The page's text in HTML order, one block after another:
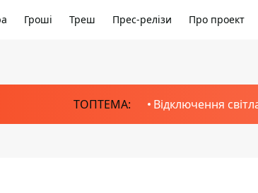
Гроші Треш Прес-релізи Про проект
ТОПТЕМА: Відключення